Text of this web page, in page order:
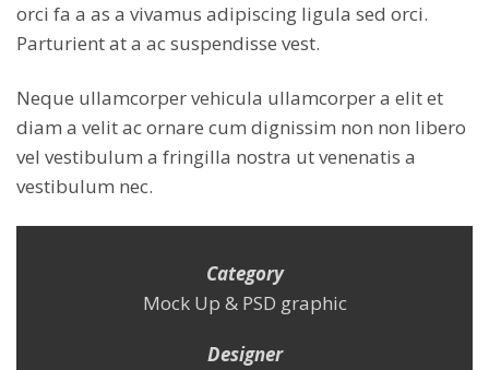
orci fa a as a vivamus adipiscing ligula sed orci.
Parturient at a ac suspendisse vest.
Neque ullamcorper vehicula ullamcorper a elit et
diam a velit ac ornare cum dignissim non non libero
vel vestibulum a fringilla nostra ut venenatis a
vestibulum nec.
Category
Mock Up & PSD graphic
Designer